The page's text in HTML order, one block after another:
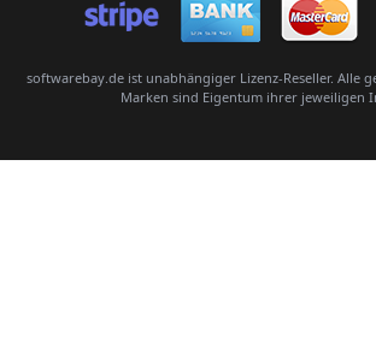
softwarebay.de ist unabhängiger Lizenz-Reseller. Alle
Marken sind Eigentum ihrer jeweiligen